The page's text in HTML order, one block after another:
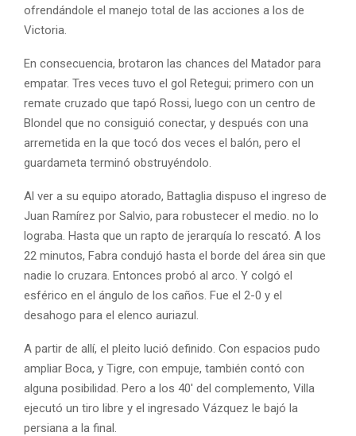
ofrendándole el manejo total de las acciones a los de
Victoria.
En consecuencia, brotaron las chances del Matador para
empatar. Tres veces tuvo el gol Retegui; primero con un
remate cruzado que tapó Rossi, luego con un centro de
Blondel que no consiguió conectar, y después con una
arremetida en la que tocó dos veces el balón, pero el
guardameta terminó obstruyéndolo.
Al ver a su equipo atorado, Battaglia dispuso el ingreso de
Juan Ramírez por Salvio, para robustecer el medio. no lo
lograba. Hasta que un rapto de jerarquía lo rescató. A los
22 minutos, Fabra condujó hasta el borde del área sin que
nadie lo cruzara. Entonces probó al arco. Y colgó el
esférico en el ángulo de los caños. Fue el 2-0 y el
desahogo para el elenco auriazul.
A partir de allí, el pleito lució definido. Con espacios pudo
ampliar Boca, y Tigre, con empuje, también contó con
alguna posibilidad. Pero a los 40′ del complemento, Villa
ejecutó un tiro libre y el ingresado Vázquez le bajó la
persiana a la final.